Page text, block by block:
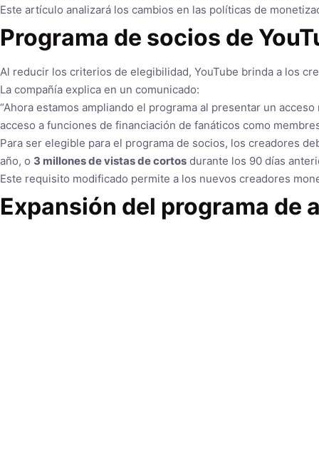
Este artículo analizará los cambios en las políticas de
Programa de socios de
Al reducir los criterios de elegibilidad, YouTube brinda a los
La compañía explica en un comunicado:
“Ahora estamos ampliando el programa al presentar un
acceso a funciones de financiación de fanáticos como
Para ser elegible para el programa de socios, los creadores
año, o 3 millones de vistas de cortos durante los 90 días
Este requisito modificado permite a los nuevos creadores
Expansión del programa de